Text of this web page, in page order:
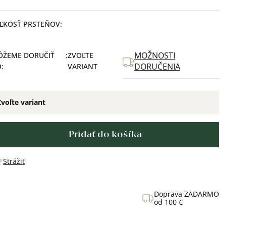
variant
PRSTEŇOV
DORUČIŤ
ZVOĽTE
VARIANT
MOŽNOSTI
DORUČENIA
Pridať do košíka
Strážiť
Doprava ZADARMO
od 100 €